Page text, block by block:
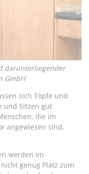
darunterliegender
GmbH
sich Töpfe und
und Sitzen gut
die im
angewiesen sind,
werden im
genug Platz zum